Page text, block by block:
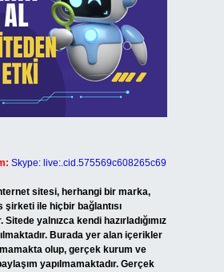
Skype: live:.cid.575569c608265c69
sitesi, herhangi bir marka,
şirketi ile hiçbir bağlantısı
yalnızca kendi hazırladığımız
Burada yer alan içerikler
olup, gerçek kurum ve
yapılmamaktadır. Gerçek